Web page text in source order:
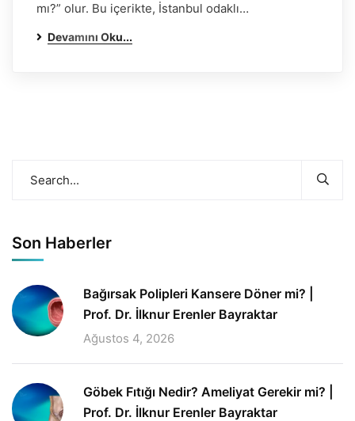
mı?” olur. Bu içerikte, İstanbul odaklı…
Devamını Oku...
Son Haberler
Bağırsak Polipleri Kansere Döner mi? |
Prof. Dr. İlknur Erenler Bayraktar
Ağustos 4, 2026
Göbek Fıtığı Nedir? Ameliyat Gerekir mi? |
Prof. Dr. İlknur Erenler Bayraktar